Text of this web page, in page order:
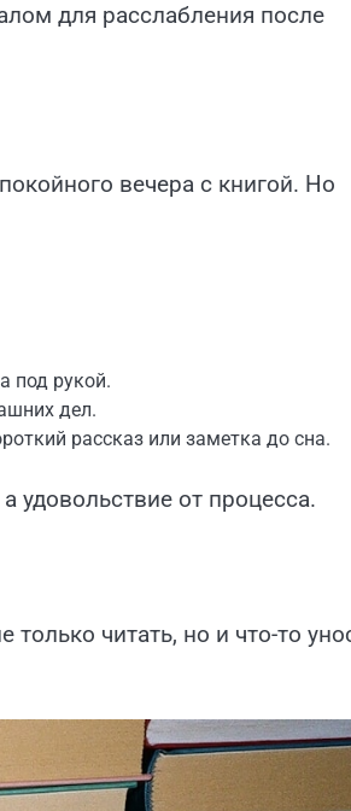
для расслабления после
вечера с книгой. Но
под рукой.
дел.
рассказ или заметка до сна.
удовольствие от процесса.
читать, но и что-то